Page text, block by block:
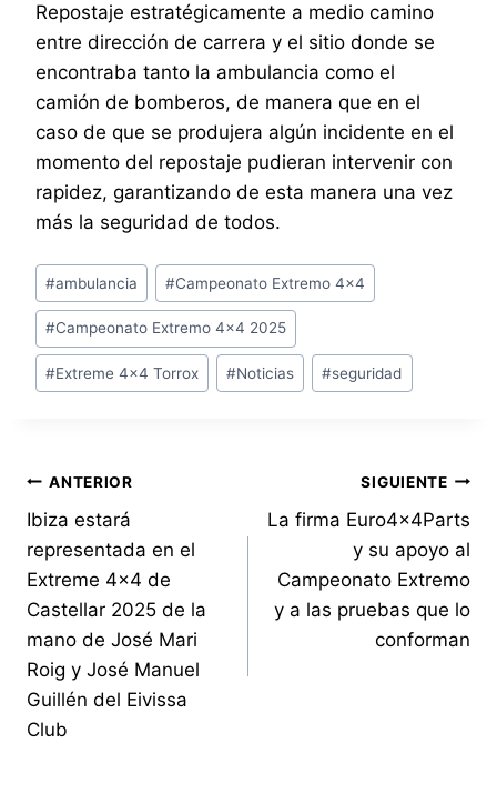
Repostaje estratégicamente a medio camino
entre dirección de carrera y el sitio donde se
encontraba tanto la ambulancia como el
camión de bomberos, de manera que en el
caso de que se produjera algún incidente en el
momento del repostaje pudieran intervenir con
rapidez, garantizando de esta manera una vez
más la seguridad de todos.
Etiquetas
de
la
entrada:
#ambulancia #Campeonato Extremo 4x4
#Campeonato Extremo 4x4 2025
#Extreme 4x4 Torrox #Noticias #seguridad
Navegación
de
entradas
ANTERIOR
Ibiza estará
representada en el
Extreme 4×4 de
Castellar 2025 de la
mano de José Mari
Roig y José Manuel
Guillén del Eivissa
Club
SIGUIENTE
La firma Euro4x4Parts
y su apoyo al
Campeonato Extremo
y a las pruebas que lo
conforman